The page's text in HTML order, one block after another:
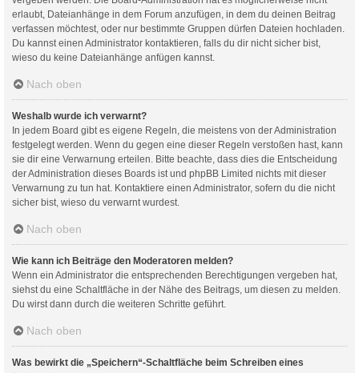
erlaubt, Dateianhänge in dem Forum anzufügen, in dem du deinen Beitrag
verfassen möchtest, oder nur bestimmte Gruppen dürfen Dateien hochladen.
Du kannst einen Administrator kontaktieren, falls du dir nicht sicher bist,
wieso du keine Dateianhänge anfügen kannst.
Nach oben
Weshalb wurde ich verwarnt?
In jedem Board gibt es eigene Regeln, die meistens von der Administration
festgelegt werden. Wenn du gegen eine dieser Regeln verstoßen hast, kann
sie dir eine Verwarnung erteilen. Bitte beachte, dass dies die Entscheidung
der Administration dieses Boards ist und phpBB Limited nichts mit dieser
Verwarnung zu tun hat. Kontaktiere einen Administrator, sofern du die nicht
sicher bist, wieso du verwarnt wurdest.
Nach oben
Wie kann ich Beiträge den Moderatoren melden?
Wenn ein Administrator die entsprechenden Berechtigungen vergeben hat,
siehst du eine Schaltfläche in der Nähe des Beitrags, um diesen zu melden.
Du wirst dann durch die weiteren Schritte geführt.
Nach oben
Was bewirkt die „Speichern“-Schaltfläche beim Schreiben eines